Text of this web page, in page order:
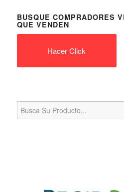
BUSQUE COMPRADORES
QUE VENDEN
Hacer Click
Search
for: